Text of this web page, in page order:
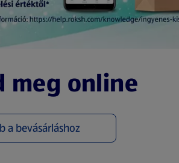
meg online
a bevásárláshoz
(új oldalon nyílik meg)